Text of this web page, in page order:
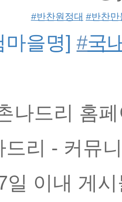
#반찬원정대 #반찬만
마을명] #국
나드리 홈
드리 - 커뮤
이내 게